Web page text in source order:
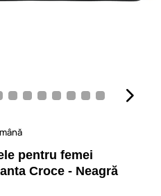
pentru femei
Croce - Neagră